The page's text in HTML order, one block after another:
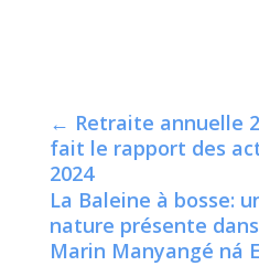
← Retraite annuelle
fait le rapport des
2024
La Baleine à bosse:
nature présente
Marin Manyangé ná